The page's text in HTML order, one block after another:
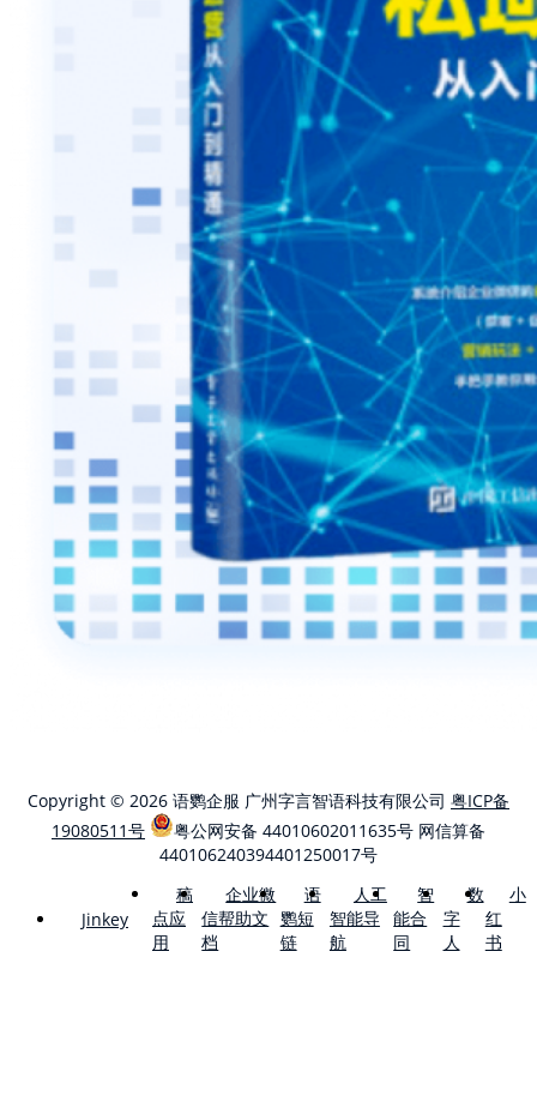
Copyright © 2026 语鹦企服 广州字言智语科技有限公司 粤ICP备
19080511号
粤公网安备 44010602011635号 网信算备
440106240394401250017号
Jinkey
稿
点应
用
企业微
信帮助文
档
语
鹦短
链
人工
智能导
航
智
能合
同
数
字
人
小
红
书